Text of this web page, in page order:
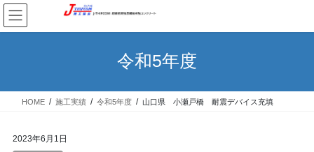
コ
ン
テ
ス
ナ
ビ
ゲ
ン
令和5年度
HOME 施工実績 令和5年度 山口県 小瀬戸橋 耐震デバイス充填
2023年6月1日